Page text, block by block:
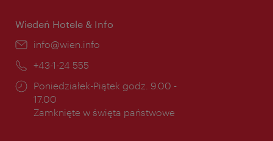
Wiedeń Hotele & Info
E-
info@wien.info
Telefon:
+43-1-24 555
Godziny
otwarcia:
Poniedziałek-Piątek godz. 9.00 -
17.00
Zamknięte w święta państwowe